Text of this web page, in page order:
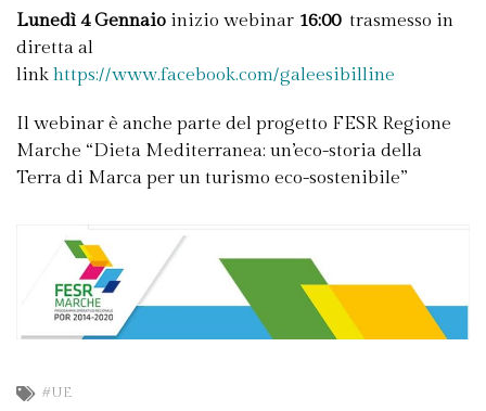
Lunedì 4 Gennaio inizio webinar 16:00trasmesso in
diretta al
link https://www.facebook.com/galeesibilline
Il webinar è anche parte del progetto FESR Regione
Marche “Dieta Mediterranea: un’eco-storia della
Terra di Marca per un turismo eco-sostenibile”
#UE